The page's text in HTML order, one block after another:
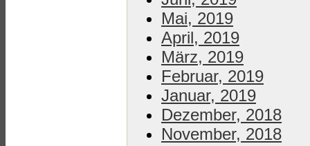
Mai, 2019
April, 2019
März, 2019
Februar, 2019
Januar, 2019
Dezember, 2018
November, 2018